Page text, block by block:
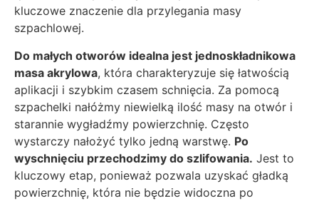
kluczowe znaczenie dla przylegania masy
szpachlowej.
Do małych otworów idealna jest jednoskładnikowa
masa akrylowa, która charakteryzuje się łatwością
aplikacji i szybkim czasem schnięcia. Za pomocą
szpachelki nałóżmy niewielką ilość masy na otwór i
starannie wygładźmy powierzchnię. Często
wystarczy nałożyć tylko jedną warstwę. Po
wyschnięciu przechodzimy do szlifowania. Jest to
kluczowy etap, ponieważ pozwala uzyskać gładką
powierzchnię, która nie będzie widoczna po